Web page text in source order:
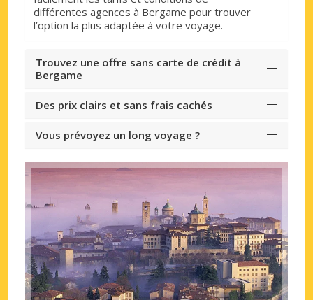
différentes agences à Bergame pour trouver
l’option la plus adaptée à votre voyage.
Trouvez une offre sans carte de crédit à
Bergame
Des prix clairs et sans frais cachés
Vous prévoyez un long voyage ?